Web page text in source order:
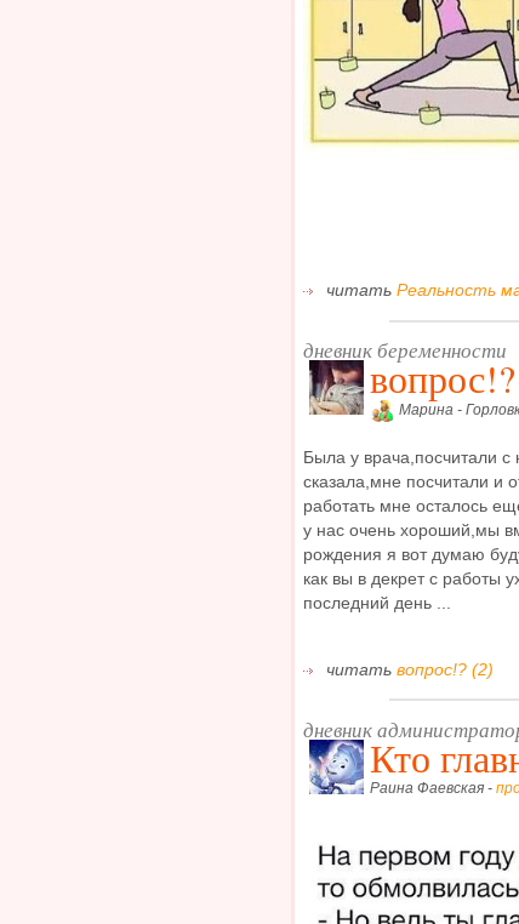
читать Реальность
дневник беременности
вопрос!?
Марина -
Была у врача,посчитали с
сказала,мне посчитали и
работать мне осталось
у нас очень хороший,мы
рождения я вот думаю
как вы в декрет с работы
последний день ...
читать вопрос!? (2)
дневник
Кто
Раина Фаевская -